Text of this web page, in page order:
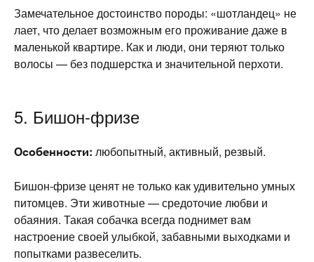
Замечательное достоинство породы: «шотландец» не
лает, что делает возможным его проживание даже в
маленькой квартире. Как и люди, они теряют только
волосы — без подшерстка и значительной перхоти.
5. Бишон-фризе
Особенности: любопытный, активный, резвый.
Бишон-фризе ценят не только как удивительно умных
питомцев. Эти животные — средоточие любви и
обаяния. Такая собачка всегда поднимет вам
настроение своей улыбкой, забавными выходками и
попытками развеселить.